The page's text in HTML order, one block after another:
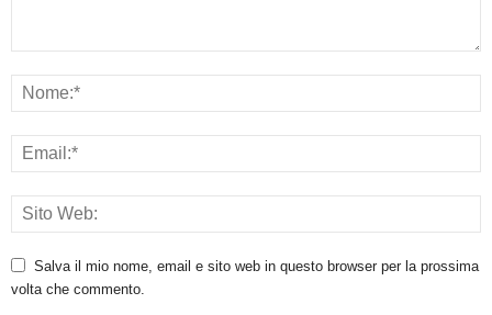
Salva il mio nome, email e sito web in questo browser per la prossima
volta che commento.